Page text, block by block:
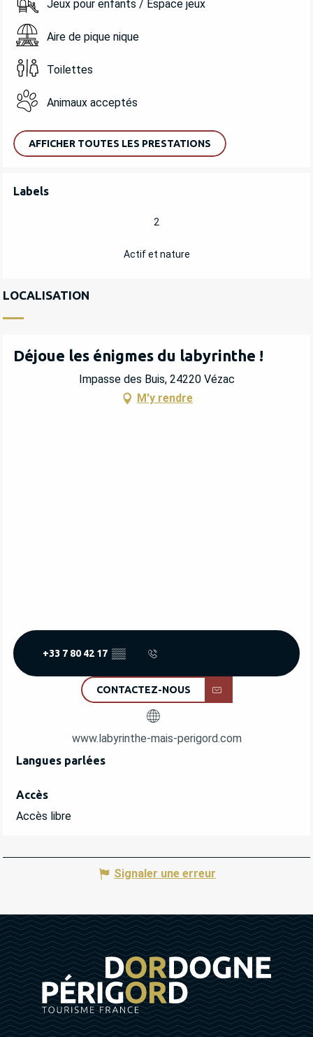
Jeux pour enfants / Espace jeux
Aire de pique nique
Toilettes
Animaux acceptés
AFFICHER TOUTES LES PRESTATIONS
OFFRES DE PRESTATIONS
Labels
Labels
2
Actif et nature
LOCALISATION
Déjoue les énigmes du labyrinthe !
Impasse des Buis, 24220 Vézac
M'y rendre
+33 7 80 42 17 ▒▒
CONTACTEZ-NOUS
www.labyrinthe-mais-perigord.com
Langues parlées
Langues parlées
Accès
Accès
Accès libre
Signaler une erreur